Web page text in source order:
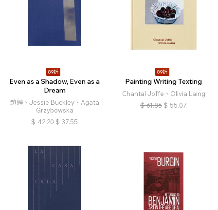
89折
Even as a Shadow, Even as a
Dream
趙婷、Jessie Buckley、Agata
Grzybowska
$ 42.20 $ 37.55
89折
Painting Writing Texting
Chantal Joffe、Olivia Laing
$ 61.86 $ 55.07